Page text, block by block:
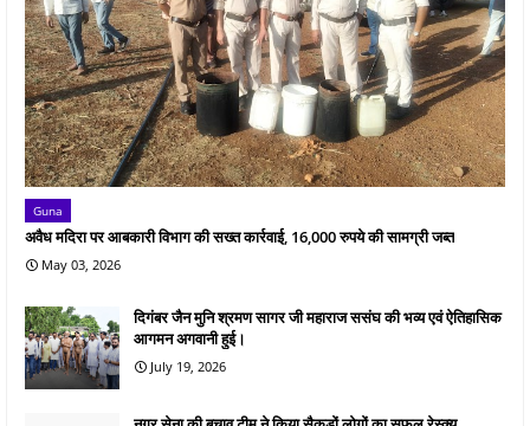
Guna
अवैध मदिरा पर आबकारी विभाग की सख्त कार्रवाई, 16,000 रुपये की सामग्री जब्त
May 03, 2026
दिगंबर जैन मुनि श्रमण सागर जी महाराज ससंघ की भव्य एवं ऐतिहासिक
आगमन अगवानी हुई।
July 19, 2026